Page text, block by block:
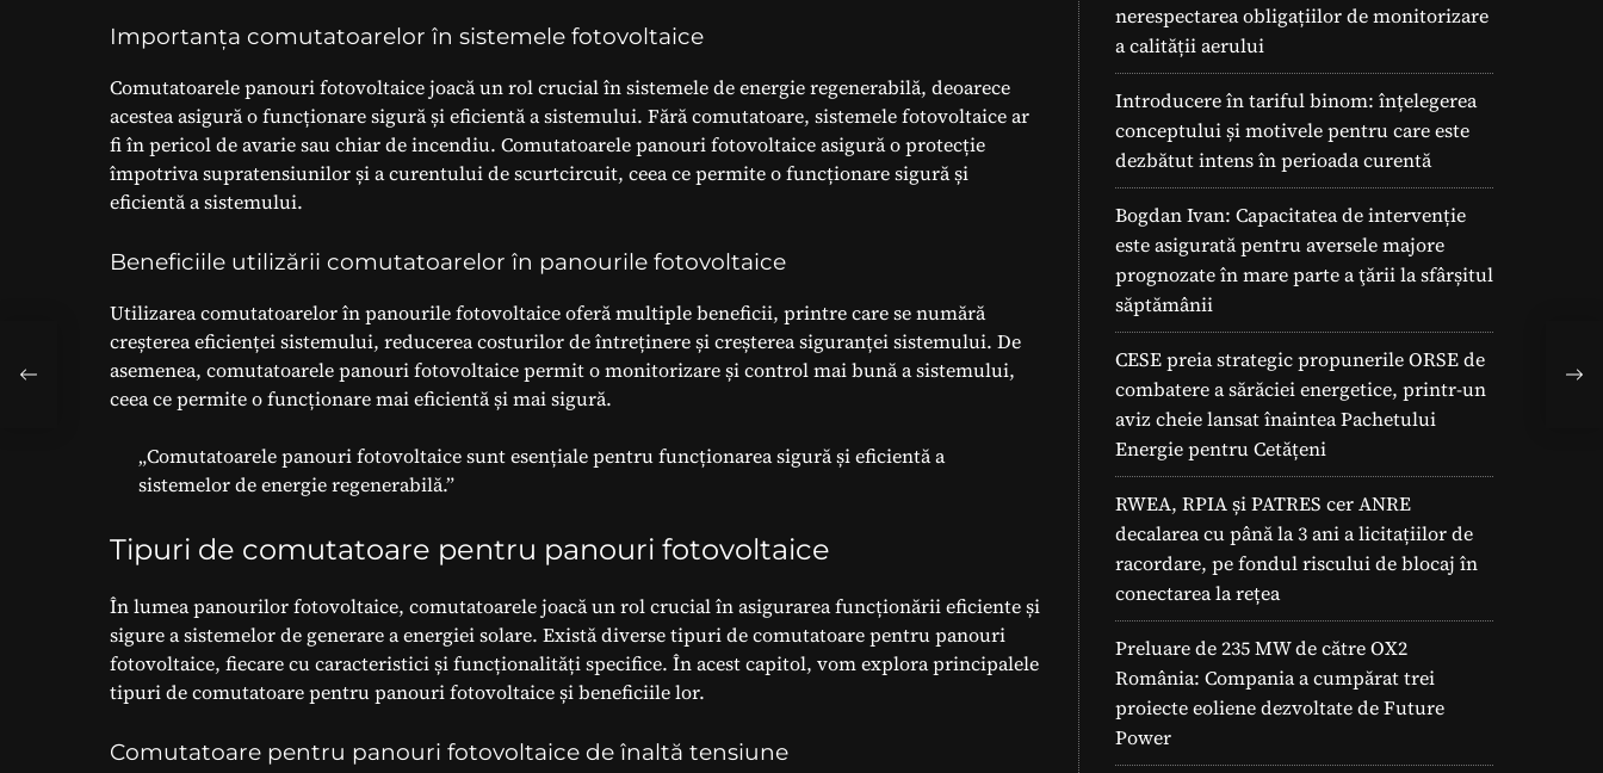
Importanța comutatoarelor în sistemele fotovoltaice
Comutatoarele panouri fotovoltaice joacă un rol crucial în sistemele de energie regenerabilă, deoarece
acestea asigură o funcționare sigură și eficientă a sistemului. Fără comutatoare, sistemele fotovoltaice ar
fi în pericol de avarie sau chiar de incendiu. Comutatoarele panouri fotovoltaice asigură o protecție
împotriva supratensiunilor și a curentului de scurtcircuit, ceea ce permite o funcționare sigură și
eficientă a sistemului.
Beneficiile utilizării comutatoarelor în panourile fotovoltaice
Utilizarea comutatoarelor în panourile fotovoltaice oferă multiple beneficii, printre care se numără
creșterea eficienței sistemului, reducerea costurilor de întreținere și creșterea siguranței sistemului. De
asemenea, comutatoarele panouri fotovoltaice permit o monitorizare și control mai bună a sistemului,
ceea ce permite o funcționare mai eficientă și mai sigură.
„Comutatoarele panouri fotovoltaice sunt esențiale pentru funcționarea sigură și eficientă a
sistemelor de energie regenerabilă.”
Tipuri de comutatoare pentru panouri fotovoltaice
În lumea panourilor fotovoltaice, comutatoarele joacă un rol crucial în asigurarea funcționării eficiente și
sigure a sistemelor de generare a energiei solare. Există diverse tipuri de comutatoare pentru panouri
fotovoltaice, fiecare cu caracteristici și funcționalități specifice. În acest capitol, vom explora principalele
tipuri de comutatoare pentru panouri fotovoltaice și beneficiile lor.
Comutatoare pentru panouri fotovoltaice de înaltă tensiune
nerespectarea obligațiilor de monitorizare
a calității aerului
Introducere în tariful binom: înțelegerea
conceptului și motivele pentru care este
dezbătut intens în perioada curentă
Bogdan Ivan: Capacitatea de intervenție
este asigurată pentru aversele majore
prognozate în mare parte a ţării la sfârșitul
săptămânii
CESE preia strategic propunerile ORSE de
combatere a sărăciei energetice, printr-un
aviz cheie lansat înaintea Pachetului
Energie pentru Cetățeni
RWEA, RPIA și PATRES cer ANRE
decalarea cu până la 3 ani a licitațiilor de
racordare, pe fondul riscului de blocaj în
conectarea la rețea
Preluare de 235 MW de către OX2
România: Compania a cumpărat trei
proiecte eoliene dezvoltate de Future
Power